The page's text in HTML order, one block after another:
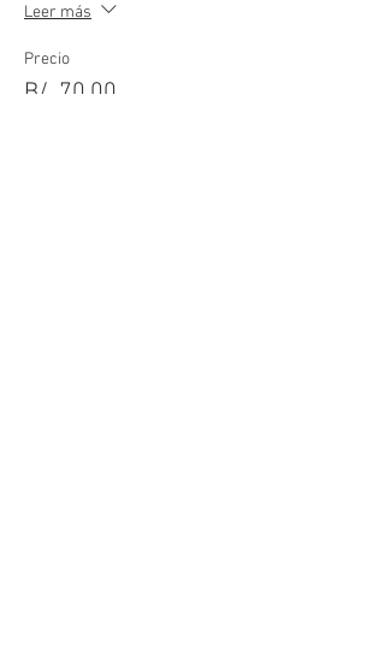
Leer más
Precio
B/. 70.00